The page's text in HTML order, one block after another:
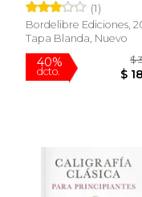
(1)
Bordelibre Ediciones,
Tapa Blanda, Nuevo
40%